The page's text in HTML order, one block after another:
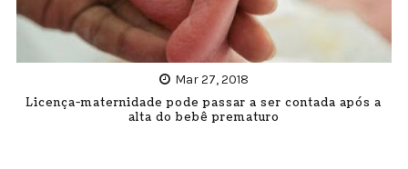
Mar 27, 2018
Licença-maternidade pode passar a ser contada após a
alta do bebê prematuro